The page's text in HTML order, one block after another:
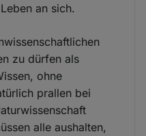
an sich.
zu dürfen als
ohne
prallen bei
alle aushalten,